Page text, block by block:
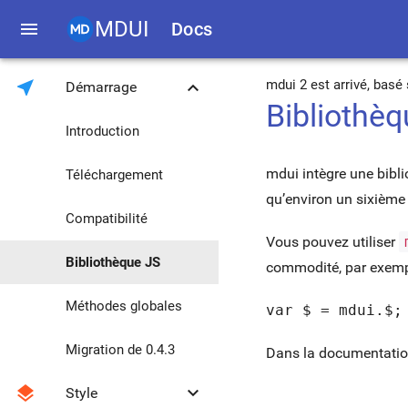
menu MDUI Docs
near_me Démarrage keyboard_arrow_down
Introduction
Téléchargement
Compatibilité
Bibliothèque JS
Méthodes globales
Migration de 0.4.3
layers Style keyboard_arrow_down
mdui 2 est arrivé,
mdui intègre une
qu’environ un
Vous pouvez utiliser
commodité, par
var $ = mdui.$;
Dans la